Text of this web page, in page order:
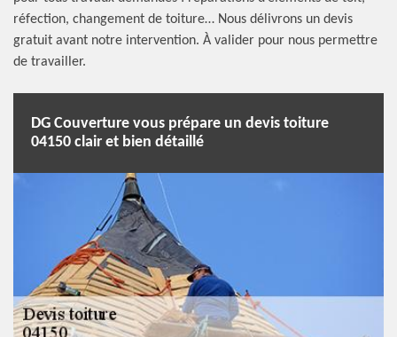
réfection, changement de toiture… Nous délivrons un devis
gratuit avant notre intervention. À valider pour nous permettre
de travailler.
DG Couverture vous prépare un devis toiture
04150 clair et bien détaillé